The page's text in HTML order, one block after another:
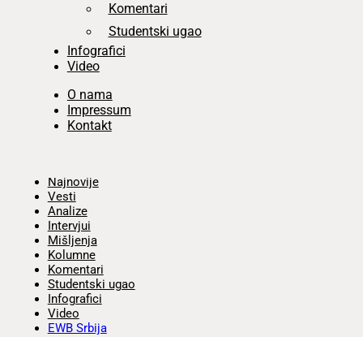
Komentari
Studentski ugao
Infografici
Video
O nama
Impressum
Kontakt
Najnovije
Vesti
Analize
Intervjui
Mišljenja
Kolumne
Komentari
Studentski ugao
Infografici
Video
EWB Srbija